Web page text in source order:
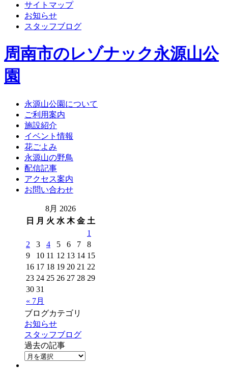
サイトマップ
お知らせ
スタッフブログ
周南市のレゾナック永源山公
園
永源山公園について
ご利用案内
施設紹介
イベント情報
花ごよみ
永源山の野鳥
配信記事
アクセス案内
お問い合わせ
8月 2026
日
月 火 水 木 金 土
« 7月
1
2
3 4 5 6 7
8
9
10 11 12 13 14 15
16 17 18 19 20 21 22
23 24 25 26 27 28 29
30 31
ブログカテゴリ
お知らせ
スタッフブログ
過去の記事